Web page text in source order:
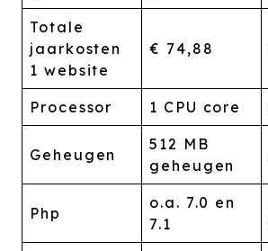
Totale
jaarkosten
1 website
€ 74,88
Processor 1 CPU core
Geheugen
512 MB
geheugen
Php
o.a. 7.0 en
7.1